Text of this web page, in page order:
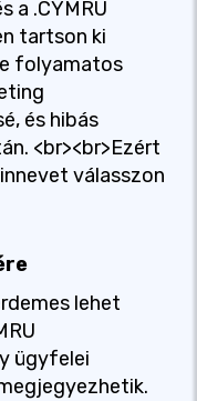
a .CYMRU
tartson ki
folyamatos
és hibás
<br><br>Ezért
válasszon
lehet
ügyfelei